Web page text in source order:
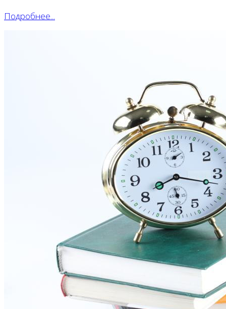
Подробнее...